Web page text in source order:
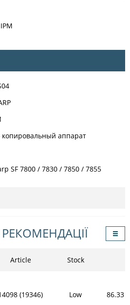
копировальный аппарат
SF 7800 / 7830 / 7850 / 7855
Article Stock
(19346) Low 86.33